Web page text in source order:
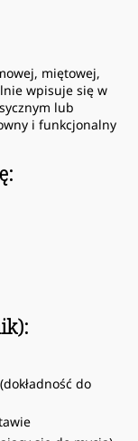
miętowej,
wpisuje się w
lub
i funkcjonalny
do